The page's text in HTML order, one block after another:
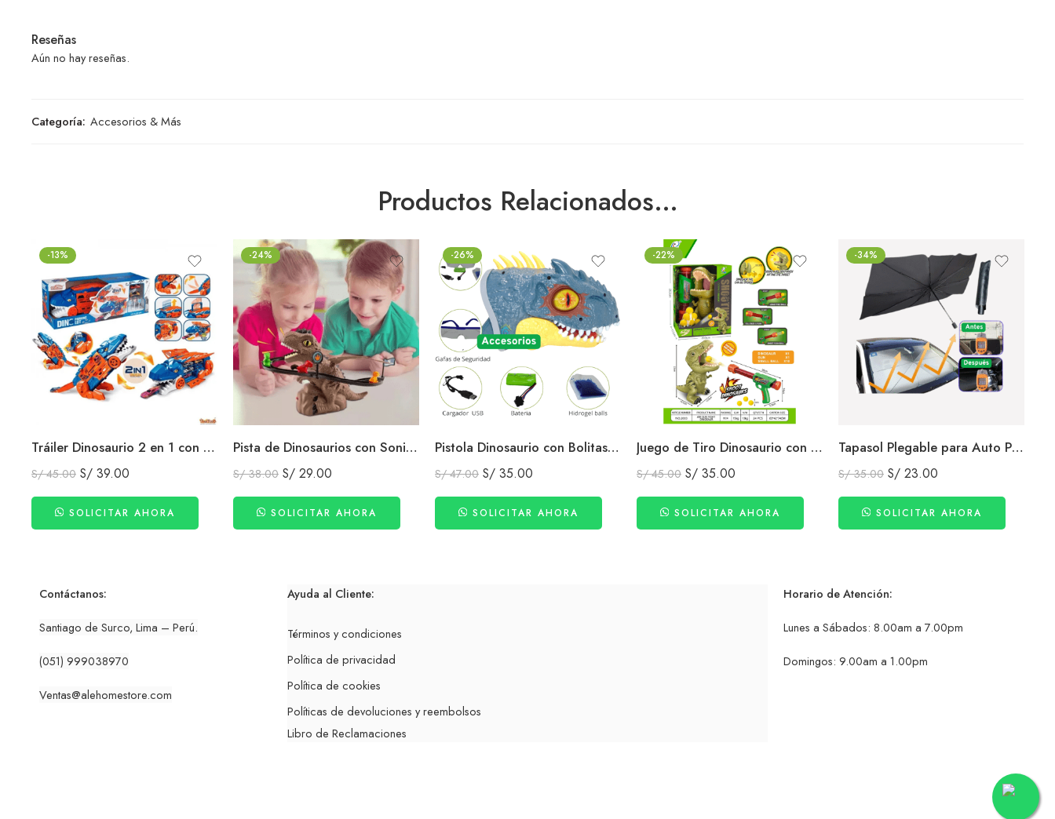
Reseñas
Aún no hay reseñas.
Categoría: Accesorios & Más
Productos Relacionados…
-13%
Tráiler Dinosaurio 2 en 1 con Pista de Parking y Juego Interactivo
S/45.00 S/ 39.00
SOLICITAR AHORA
-24%
Pista de Dinosaurios con Sonido y Luces Juego Educativo para Niños
S/38.00 S/ 29.00
SOLICITAR AHORA
-26%
Pistola Dinosaurio con Bolitas de Hidrogel Juego Divertido
S/47.00 S/ 35.00
SOLICITAR AHORA
-22%
Juego de Tiro Dinosaurio con Luces y Lanzador Diversión Infantil
S/45.00 S/ 35.00
SOLICITAR AHORA
-34%
Tapasol Plegable para Auto Protección Solar y Calor
S/35.00 S/ 23.00
SOLICITAR AHORA
Contáctanos:
Santiago de Surco, Lima – Perú.
(051) 999038970
Ventas@alehomestore.com
Ayuda al Cliente:
Términos y condiciones
Política de privacidad
Política de cookies
Políticas de devoluciones y reembolsos
Libro de Reclamaciones
Horario de Atención:
Lunes a Sábados: 8.00am a 7.00pm
Domingos: 9.00am a 1.00pm